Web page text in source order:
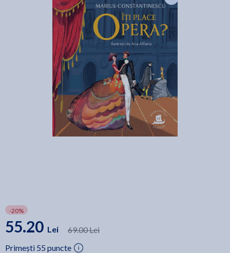
-20%
55.20 Lei
69.00 Lei
Primești 55 puncte